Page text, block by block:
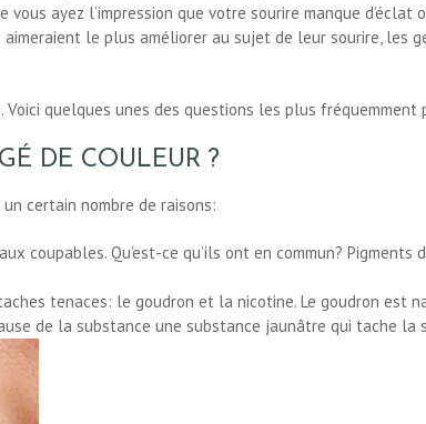
ayez l’impression que votre sourire manque d’éclat
le plus améliorer au sujet de leur sourire, les
Voici quelques unes des questions les plus
DE COULEUR ?
certain nombre de raisons:
coupables. Qu’est-ce qu’ils ont en commun?
tenaces: le goudron et la nicotine. Le goudron est
de la substance une substance jaunâtre qui tache la